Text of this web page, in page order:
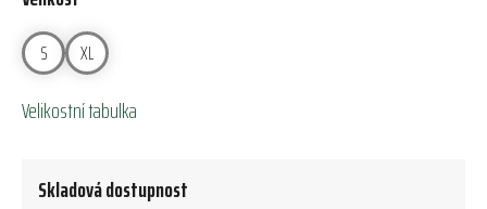
S XL
Velikostní tabulka
Skladová dostupnost